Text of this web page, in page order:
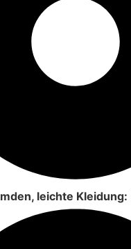
leichte Kleidung: